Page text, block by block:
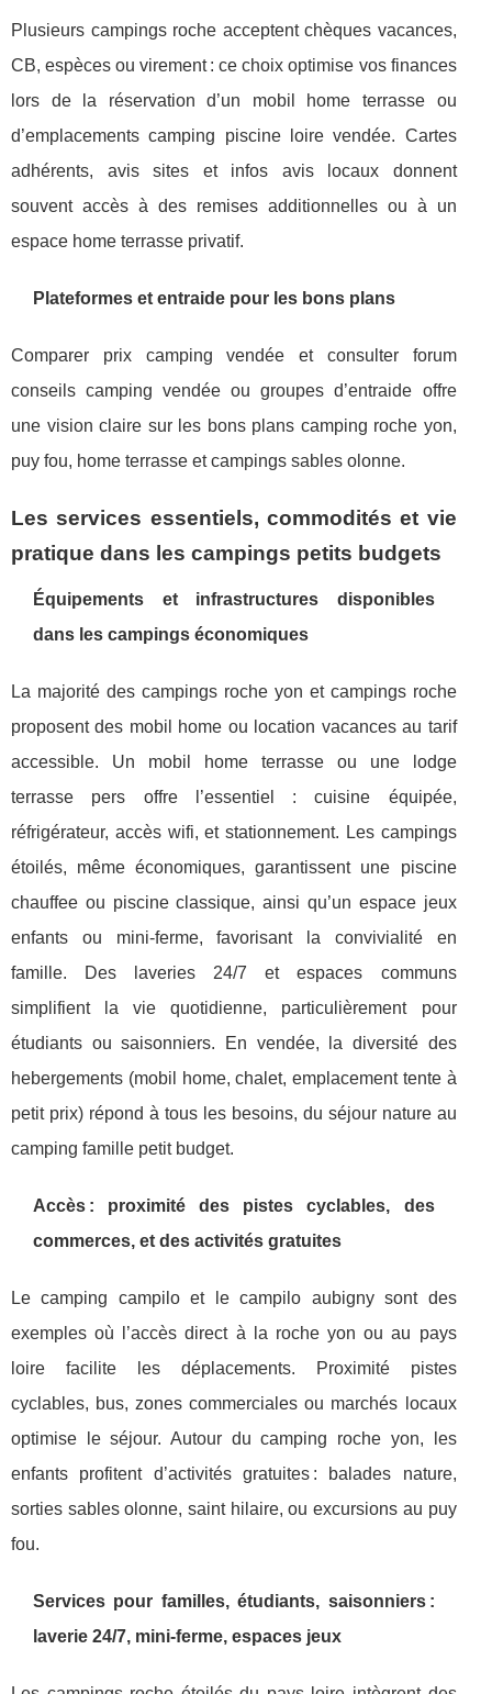
Plusieurs campings roche acceptent chèques vacances,
CB, espèces ou virement : ce choix optimise vos finances
lors de la réservation d’un mobil home terrasse ou
d’emplacements camping piscine loire vendée. Cartes
adhérents, avis sites et infos avis locaux donnent
souvent accès à des remises additionnelles ou à un
espace home terrasse privatif.
Plateformes et entraide pour les bons plans
Comparer prix camping vendée et consulter forum
conseils camping vendée ou groupes d’entraide offre
une vision claire sur les bons plans camping roche yon,
puy fou, home terrasse et campings sables olonne.
Les services essentiels, commodités et vie
pratique dans les campings petits budgets
Équipements et infrastructures disponibles
dans les campings économiques
La majorité des campings roche yon et campings roche
proposent des mobil home ou location vacances au tarif
accessible. Un mobil home terrasse ou une lodge
terrasse pers offre l’essentiel : cuisine équipée,
réfrigérateur, accès wifi, et stationnement. Les campings
étoilés, même économiques, garantissent une piscine
chauffee ou piscine classique, ainsi qu’un espace jeux
enfants ou mini-ferme, favorisant la convivialité en
famille. Des laveries 24/7 et espaces communs
simplifient la vie quotidienne, particulièrement pour
étudiants ou saisonniers. En vendée, la diversité des
hebergements (mobil home, chalet, emplacement tente à
petit prix) répond à tous les besoins, du séjour nature au
camping famille petit budget.
Accès : proximité des pistes cyclables, des
commerces, et des activités gratuites
Le camping campilo et le campilo aubigny sont des
exemples où l’accès direct à la roche yon ou au pays
loire facilite les déplacements. Proximité pistes
cyclables, bus, zones commerciales ou marchés locaux
optimise le séjour. Autour du camping roche yon, les
enfants profitent d’activités gratuites : balades nature,
sorties sables olonne, saint hilaire, ou excursions au puy
fou.
Services pour familles, étudiants, saisonniers :
laverie 24/7, mini-ferme, espaces jeux